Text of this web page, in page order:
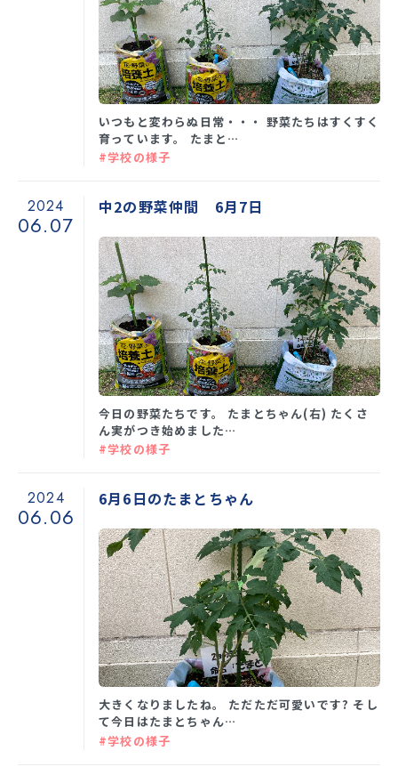
いつもと変わらぬ日常・・・ 野菜たちはすくすく
育っています。 たまと…
#学校の様子
2024
06.07
中2の野菜仲間 6月7日
今日の野菜たちです。 たまとちゃん(右) たくさ
ん実がつき始めました…
#学校の様子
2024
06.06
6月6日のたまとちゃん
大きくなりましたね。 ただただ可愛いです? そし
て今日はたまとちゃん…
#学校の様子